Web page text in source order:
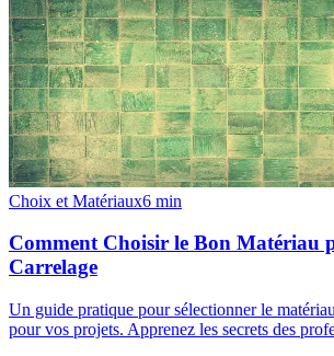
Choix et Matériaux6 min
Comment Choisir le Bon Matériau
Carrelage
Un guide pratique pour sélectionner le
pour vos projets. Apprenez les secrets des